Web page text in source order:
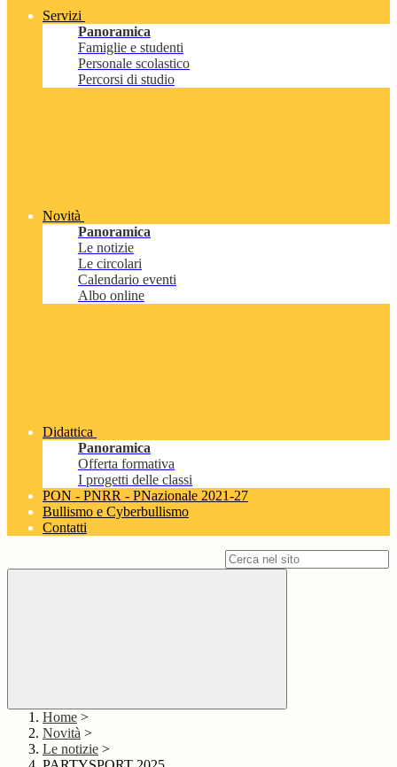
Servizi
Panoramica
Famiglie e studenti
Personale scolastico
Percorsi di studio
Novità
Panoramica
Le notizie
Le circolari
Calendario eventi
Albo online
Didattica
Panoramica
Offerta formativa
I progetti delle classi
PON - PNRR - PNazionale 2021-27
Bullismo e Cyberbullismo
Contatti
Home >
Novità >
Le notizie >